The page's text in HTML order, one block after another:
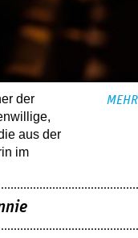
der
aus der
im
MEHR